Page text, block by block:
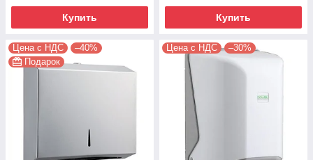
Купить Купить
Цена с НДС
–40%
Подарок
Цена с НДС –30%